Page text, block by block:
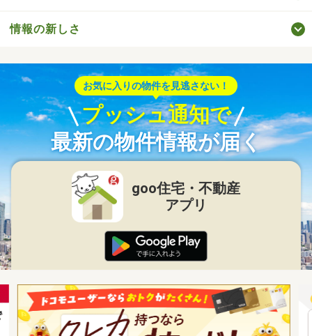
情報の新しさ
お気に入りの物件を見逃さない！
プッシュ通知で
最新の物件情報が届く
goo住宅・不動産
アプリ